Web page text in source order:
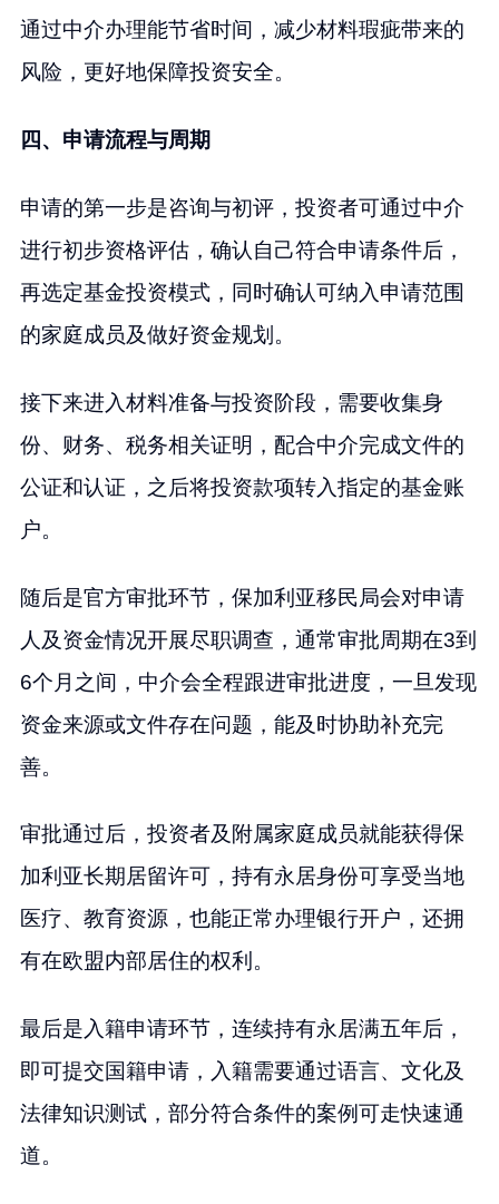
通过中介办理能节省时间，减少材料瑕疵带来的
风险，更好地保障投资安全。
四、申请流程与周期
申请的第一步是咨询与初评，投资者可通过中介
进行初步资格评估，确认自己符合申请条件后，
再选定基金投资模式，同时确认可纳入申请范围
的家庭成员及做好资金规划。
接下来进入材料准备与投资阶段，需要收集身
份、财务、税务相关证明，配合中介完成文件的
公证和认证，之后将投资款项转入指定的基金账
户。
随后是官方审批环节，保加利亚移民局会对申请
人及资金情况开展尽职调查，通常审批周期在3到
6个月之间，中介会全程跟进审批进度，一旦发现
资金来源或文件存在问题，能及时协助补充完
善。
审批通过后，投资者及附属家庭成员就能获得保
加利亚长期居留许可，持有永居身份可享受当地
医疗、教育资源，也能正常办理银行开户，还拥
有在欧盟内部居住的权利。
最后是入籍申请环节，连续持有永居满五年后，
即可提交国籍申请，入籍需要通过语言、文化及
法律知识测试，部分符合条件的案例可走快速通
道。